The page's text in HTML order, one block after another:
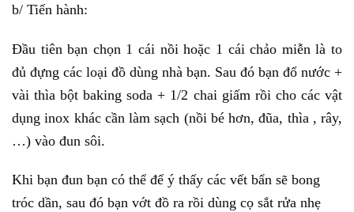
b/ Tiến hành:
Đầu tiên bạn chọn 1 cái nồi hoặc 1 cái chảo miễn là to
đủ đựng các loại đồ dùng nhà bạn. Sau đó bạn đổ nước +
vài thìa bột baking soda + 1/2 chai giấm rồi cho các vật
dụng inox khác cần làm sạch (nồi bé hơn, đũa, thìa , rây,
…) vào đun sôi.
Khi bạn đun bạn có thể để ý thấy các vết bẩn sẽ bong
tróc dần, sau đó bạn vớt đồ ra rồi dùng cọ sắt rửa nhẹ